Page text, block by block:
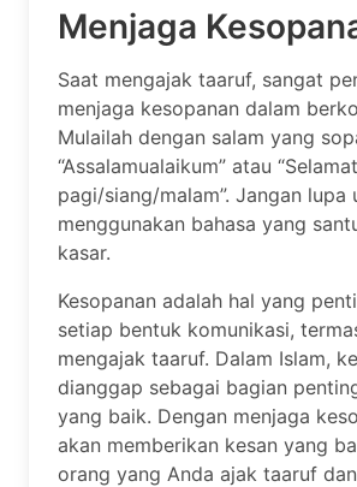
Menjaga
Saat mengajak taaruf, sangat
menjaga kesopanan dalam
Mulailah dengan salam yang
“Assalamualaikum” atau “Selamat
pagi/siang/malam”. Jangan lupa
menggunakan bahasa yang
kasar.
Kesopanan adalah hal yang
setiap bentuk komunikasi,
mengajak taaruf. Dalam Islam,
dianggap sebagai bagian
yang baik. Dengan menjaga
akan memberikan kesan yang
orang yang Anda ajak taaruf dan